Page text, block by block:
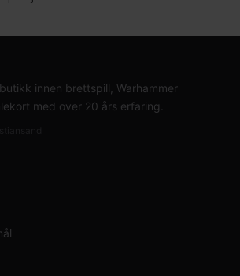
innen brettspill, Warhammer
med over 20 års erfaring.